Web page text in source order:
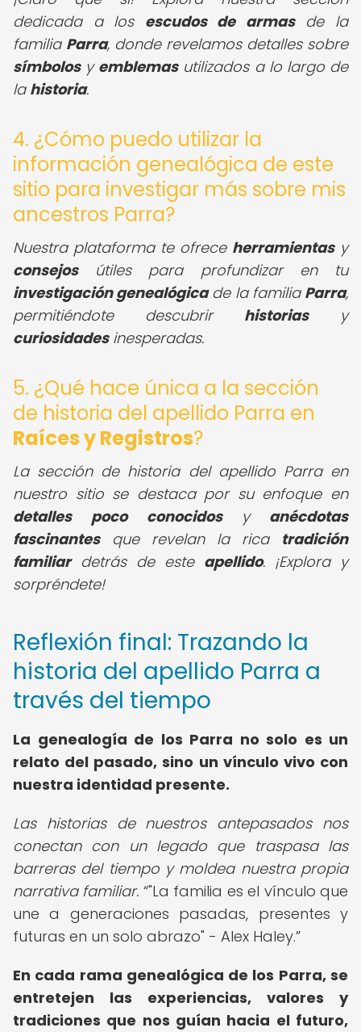
dedicada a los escudos de armasde la
familia Parra, donde revelamos detalles sobre
símbolosy emblemasutilizados a lo largo de
la historia.
4. ¿Cómo puedo utilizar la
información genealógica de este
sitio para investigar más sobre mis
ancestros Parra?
Nuestra plataforma te ofrece herramientasy
consejosútiles para profundizar en tu
investigación genealógicade la familia Parra,
permitiéndote descubrir historiasy
curiosidadesinesperadas.
5. ¿Qué hace única a la sección
de historia del apellido Parra en
Raíces y Registros?
La sección de historia del apellido Parra en
nuestro sitio se destaca por su enfoque en
detalles
poco conocidosy anécdotas
fascinantesque revelan la rica tradición
familiardetrás de este apellido. ¡Explora y
sorpréndete!
Reflexión final: Trazando la
historia del apellido Parra a
través del tiempo
La genealogía de los Parra no solo es un
relato del pasado, sino un vínculo vivo con
nuestra identidad presente.
Las historias de nuestros antepasados nos
conectan con un legado que traspasa las
barreras del tiempo y moldea nuestra propia
narrativa familiar. "La familia es el vínculo que
une a generaciones pasadas, presentes y
futuras en un solo abrazo" - Alex Haley.
En cada rama genealógica de los Parra, se
entretejen las experiencias, valores y
tradiciones que nos guían hacia el futuro,